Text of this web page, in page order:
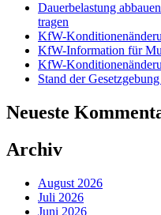
Dauerbelastung
tragen
KfW-
KfW-Information für
KfW-
Stand der
Neueste
Archiv
August 2026
Juli 2026
Juni 2026